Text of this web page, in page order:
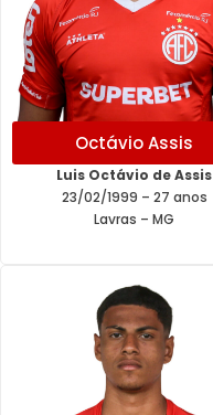
Octávio Assis
Luis Octávio de Assis
23/02/1999 – 27 anos
Lavras – MG